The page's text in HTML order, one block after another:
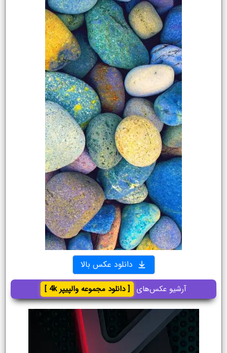
دانلود عکس بالا
آرشیو عکس‌های [ دانلود مجموعه والپیپر 4k ]